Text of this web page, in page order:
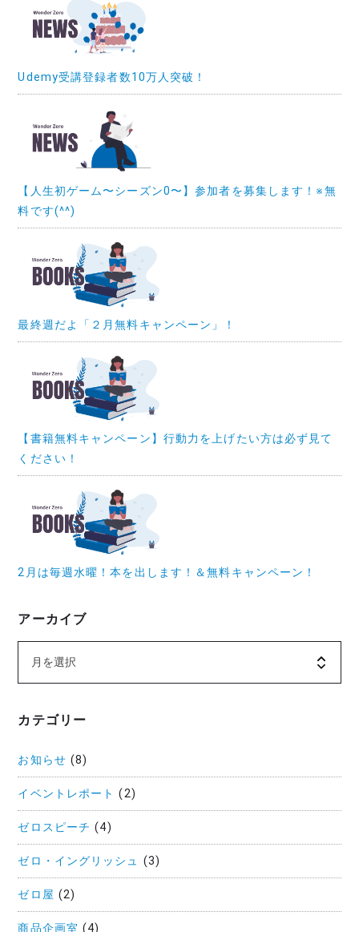
Udemy受講登録者数10万人突破！
【人生初ゲーム〜シーズン0〜】参加者を募集します！※無
料です(^^)
最終週だよ「２月無料キャンペーン」！
【書籍無料キャンペーン】行動力を上げたい方は必ず見て
ください！
2月は毎週水曜！本を出します！＆無料キャンペーン！
アーカイブ
カテゴリー
お知らせ (8)
イベントレポート (2)
ゼロスピーチ (4)
ゼロ・イングリッシュ (3)
ゼロ屋 (2)
商品企画室 (4)